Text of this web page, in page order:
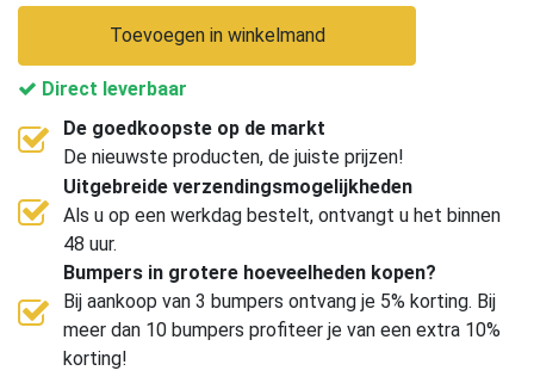
Toevoegen in winkelmand
Direct leverbaar
De goedkoopste op de markt
De nieuwste producten, de juiste prijzen!
Uitgebreide verzendingsmogelijkheden
Als u op een werkdag bestelt, ontvangt u het binnen
48 uur.
Bumpers in grotere hoeveelheden kopen?
Bij aankoop van 3 bumpers ontvang je 5% korting. Bij
meer dan 10 bumpers profiteer je van een extra 10%
korting!